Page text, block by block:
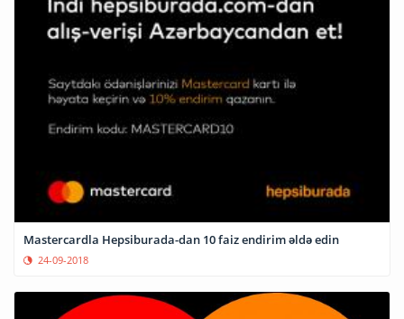
Mastercardla Hepsiburada-dan 10 faiz endirim əldə edin
24-09-2018